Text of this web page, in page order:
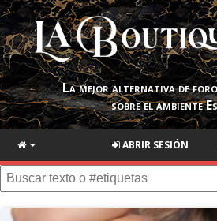
La mejor alternativa de
sobre el ambiente
ABRIR SESIÓN